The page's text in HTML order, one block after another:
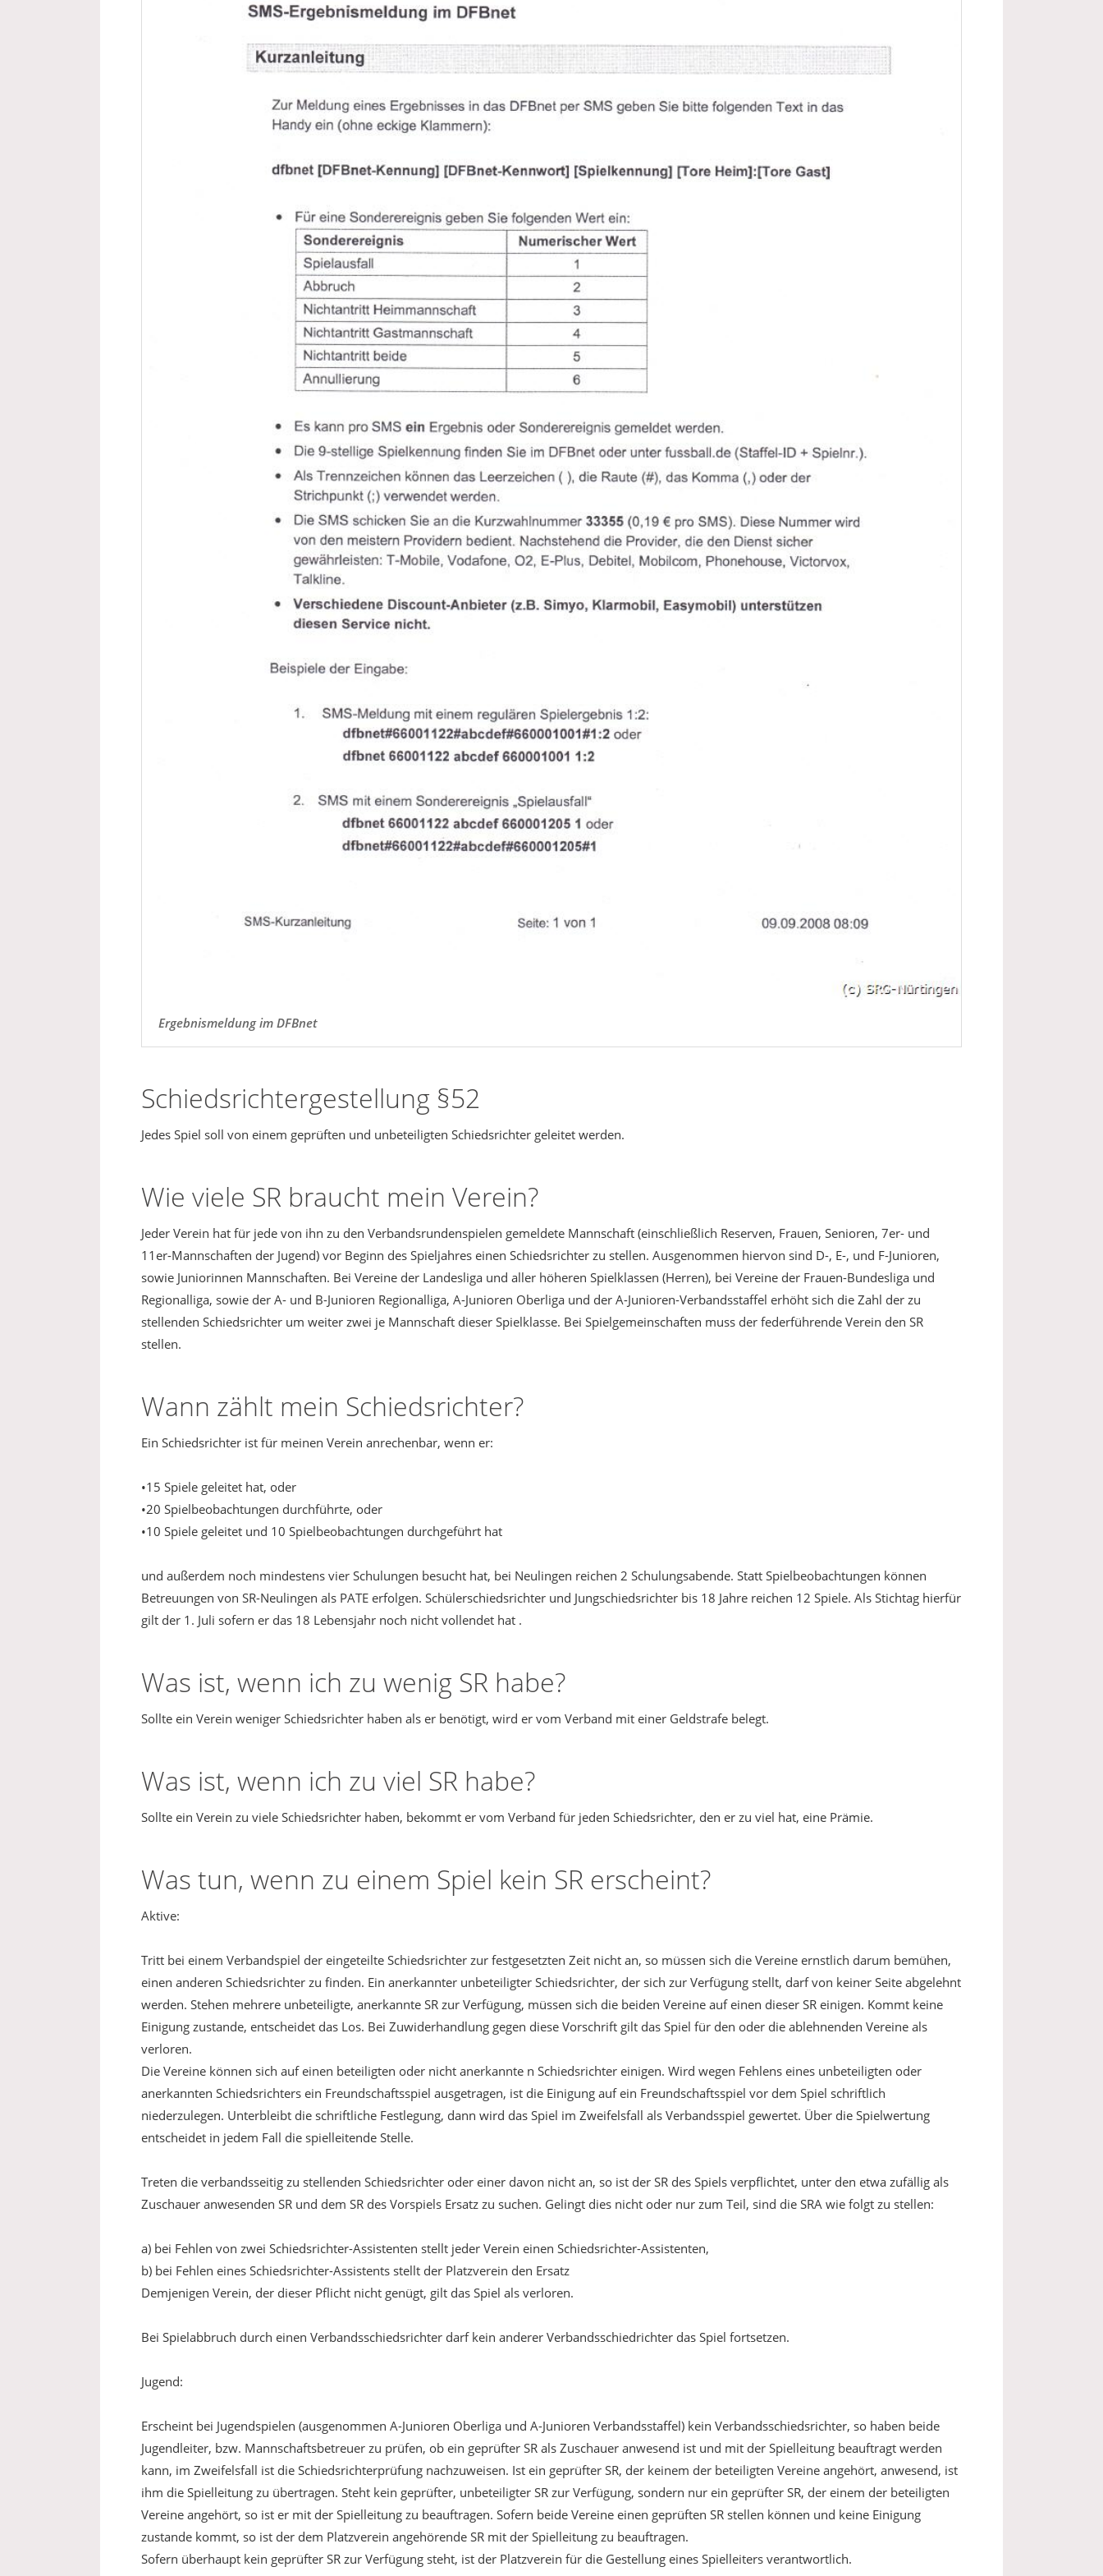
Ergebnismeldung im DFBnet
Schiedsrichtergestellung §52
Jedes Spiel soll von einem geprüften und unbeteiligten Schiedsrichter geleitet werden.
Wie viele SR braucht mein Verein?
Jeder Verein hat für jede von ihn zu den Verbandsrundenspielen gemeldete Mannschaft (einschließlich Reserven, Frauen, Senioren, 7er- und
11er-Mannschaften der Jugend) vor Beginn des Spieljahres einen Schiedsrichter zu stellen. Ausgenommen hiervon sind D-, E-, und F-Junioren,
sowie Juniorinnen Mannschaften. Bei Vereine der Landesliga und aller höheren Spielklassen (Herren), bei Vereine der Frauen-Bundesliga und
Regionalliga, sowie der A- und B-Junioren Regionalliga, A-Junioren Oberliga und der A-Junioren-Verbandsstaffel erhöht sich die Zahl der zu
stellenden Schiedsrichter um weiter zwei je Mannschaft dieser Spielklasse. Bei Spielgemeinschaften muss der federführende Verein den SR
stellen.
Wann zählt mein Schiedsrichter?
Ein Schiedsrichter ist für meinen Verein anrechenbar, wenn er:
•15 Spiele geleitet hat, oder
•20 Spielbeobachtungen durchführte, oder
•10 Spiele geleitet und 10 Spielbeobachtungen durchgeführt hat
und außerdem noch mindestens vier Schulungen besucht hat, bei Neulingen reichen 2 Schulungsabende. Statt Spielbeobachtungen können
Betreuungen von SR-Neulingen als PATE erfolgen. Schülerschiedsrichter und Jungschiedsrichter bis 18 Jahre reichen 12 Spiele. Als Stichtag hierfür
gilt der 1. Juli sofern er das 18 Lebensjahr noch nicht vollendet hat .
Was ist, wenn ich zu wenig SR habe?
Sollte ein Verein weniger Schiedsrichter haben als er benötigt, wird er vom Verband mit einer Geldstrafe belegt.
Was ist, wenn ich zu viel SR habe?
Sollte ein Verein zu viele Schiedsrichter haben, bekommt er vom Verband für jeden Schiedsrichter, den er zu viel hat, eine Prämie.
Was tun, wenn zu einem Spiel kein SR erscheint?
Aktive:
Tritt bei einem Verbandspiel der eingeteilte Schiedsrichter zur festgesetzten Zeit nicht an, so müssen sich die Vereine ernstlich darum bemühen,
einen anderen Schiedsrichter zu finden. Ein anerkannter unbeteiligter Schiedsrichter, der sich zur Verfügung stellt, darf von keiner Seite abgelehnt
werden. Stehen mehrere unbeteiligte, anerkannte SR zur Verfügung, müssen sich die beiden Vereine auf einen dieser SR einigen. Kommt keine
Einigung zustande, entscheidet das Los. Bei Zuwiderhandlung gegen diese Vorschrift gilt das Spiel für den oder die ablehnenden Vereine als
verloren.
Die Vereine können sich auf einen beteiligten oder nicht anerkannte n Schiedsrichter einigen. Wird wegen Fehlens eines unbeteiligten oder
anerkannten Schiedsrichters ein Freundschaftsspiel ausgetragen, ist die Einigung auf ein Freundschaftsspiel vor dem Spiel schriftlich
niederzulegen. Unterbleibt die schriftliche Festlegung, dann wird das Spiel im Zweifelsfall als Verbandsspiel gewertet. Über die Spielwertung
entscheidet in jedem Fall die spielleitende Stelle.
Treten die verbandsseitig zu stellenden Schiedsrichter oder einer davon nicht an, so ist der SR des Spiels verpflichtet, unter den etwa zufällig als
Zuschauer anwesenden SR und dem SR des Vorspiels Ersatz zu suchen. Gelingt dies nicht oder nur zum Teil, sind die SRA wie folgt zu stellen:
a) bei Fehlen von zwei Schiedsrichter-Assistenten stellt jeder Verein einen Schiedsrichter-Assistenten,
b) bei Fehlen eines Schiedsrichter-Assistents stellt der Platzverein den Ersatz
Demjenigen Verein, der dieser Pflicht nicht genügt, gilt das Spiel als verloren.
Bei Spielabbruch durch einen Verbandsschiedsrichter darf kein anderer Verbandsschiedrichter das Spiel fortsetzen.
Jugend:
Erscheint bei Jugendspielen (ausgenommen A-Junioren Oberliga und A-Junioren Verbandsstaffel) kein Verbandsschiedsrichter, so haben beide
Jugendleiter, bzw. Mannschaftsbetreuer zu prüfen, ob ein geprüfter SR als Zuschauer anwesend ist und mit der Spielleitung beauftragt werden
kann, im Zweifelsfall ist die Schiedsrichterprüfung nachzuweisen. Ist ein geprüfter SR, der keinem der beteiligten Vereine angehört, anwesend, ist
ihm die Spielleitung zu übertragen. Steht kein geprüfter, unbeteiligter SR zur Verfügung, sondern nur ein geprüfter SR, der einem der beteiligten
Vereine angehört, so ist er mit der Spielleitung zu beauftragen. Sofern beide Vereine einen geprüften SR stellen können und keine Einigung
zustande kommt, so ist der dem Platzverein angehörende SR mit der Spielleitung zu beauftragen.
Sofern überhaupt kein geprüfter SR zur Verfügung steht, ist der Platzverein für die Gestellung eines Spielleiters verantwortlich.